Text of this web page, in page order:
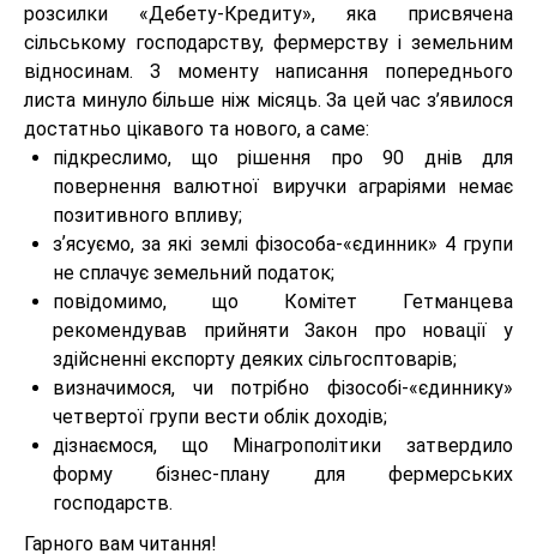
розсилки «Дебету-Кредиту», яка присвячена
сільському господарству, фермерству і земельним
відносинам. З моменту написання попереднього
листа минуло більше ніж місяць. За цей час з’явилося
достатньо цікавого та нового, а саме:
підкреслимо, що рішення про 90 днів для
повернення валютної виручки аграріями немає
позитивного впливу;
зʼясуємо, за які землі фізособа-«єдинник» 4 групи
не сплачує земельний податок;
повідомимо, що Комітет Гетманцева
рекомендував прийняти Закон про новації у
здійсненні експорту деяких сільгосптоварів;
визначимося, чи потрібно фізособі-«єдиннику»
четвертої групи вести облік доходів;
дізнаємося, що Мінагрополітики затвердило
форму бізнес-плану для фермерських
господарств.
Гарного вам читання!